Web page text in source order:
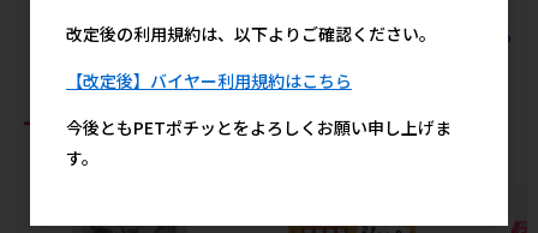
すべてのジェックスの人気商品を見る
おすすめ商品
改定後の利用規約は、以下よりご確認ください。
【改定後】バイヤー利用規約はこちら
今後ともPETポチッとをよろしくお願い申し上げま
す。